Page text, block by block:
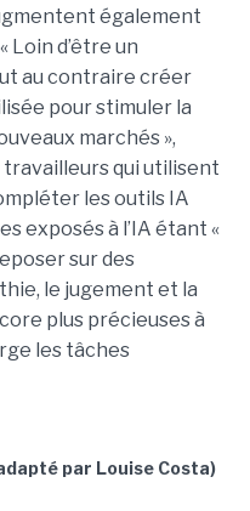
également
Loin d’être un
au contraire créer
pour stimuler la
marchés »,
qui utilisent
les outils IA
exposés à l’IA étant «
sur des
le jugement et la
plus précieuses à
les tâches
par Louise Costa)